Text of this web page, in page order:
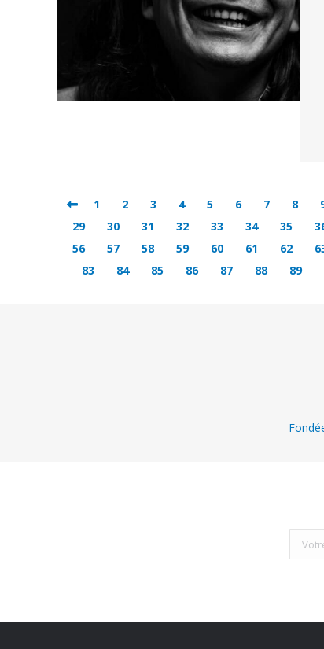
1 2 3 4 5 6 7 8
29
30 31 32 33 34 35
56
57 58 59 60 61 62
83
84 85 86 87 88 89